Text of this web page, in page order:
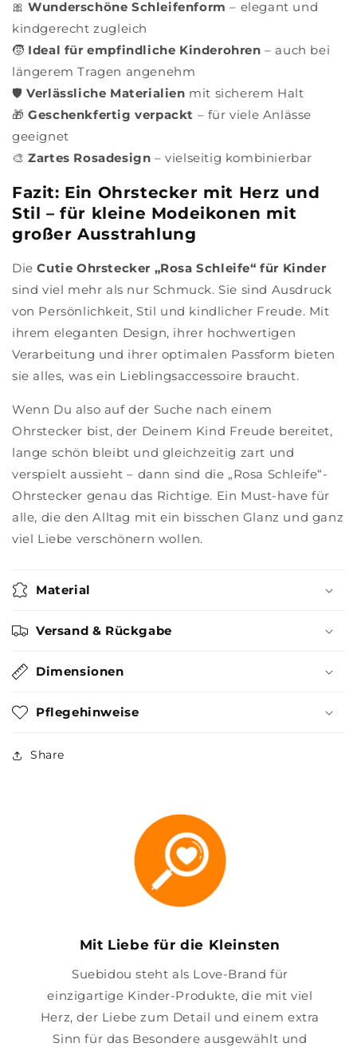
🎀Wunderschöne Schleifenform – elegant und
kindgerecht zugleich
🧒 Ideal für empfindliche Kinderohren – auch bei
längerem Tragen angenehm
🛡️Verlässliche Materialien mit sicherem Halt
🎁Geschenkfertig verpackt – für viele Anlässe
geeignet
🎨Zartes Rosadesign – vielseitig kombinierbar
Fazit: Ein Ohrstecker mit Herz und
Stil – für kleine Modeikonen mit
großer Ausstrahlung
DieCutie Ohrstecker „Rosa Schleife“ für Kinder
sind viel mehr als nur Schmuck. Sie sind Ausdruck
von Persönlichkeit, Stil und kindlicher Freude. Mit
ihrem eleganten Design, ihrer hochwertigen
Verarbeitung und ihrer optimalen Passform bieten
sie alles, was ein Lieblingsaccessoire braucht.
Wenn Du also auf der Suche nach einem
Ohrstecker bist, der Deinem Kind Freude bereitet,
lange schön bleibt und gleichzeitig zart und
verspielt aussieht – dann sind die „Rosa Schleife“-
Ohrstecker genau das Richtige. Ein Must-have für
alle, die den Alltag mit ein bisschen Glanz und ganz
viel Liebe verschönern wollen.
Material
Versand & Rückgabe
Dimensionen
Pflegehinweise
Share
Mit Liebe für die Kleinsten
Suebidou steht als Love-Brand für
einzigartige Kinder-Produkte, die mit viel
Herz, der Liebe zum Detail und einem extra
Sinn für das Besondere ausgewählt und